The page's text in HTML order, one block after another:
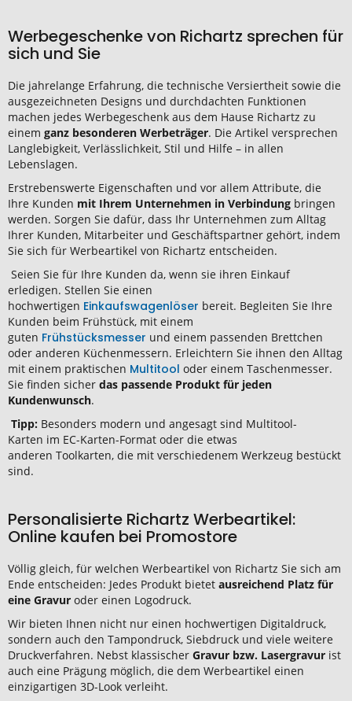
Werbegeschenke von Richartz sprechen für
sich und Sie
Die jahrelange Erfahrung, die technische Versiertheit sowie die
ausgezeichneten Designs und durchdachten Funktionen
machen jedes Werbegeschenk aus dem Hause Richartz zu
einem ganz besonderen Werbeträger. Die Artikel versprechen
Langlebigkeit, Verlässlichkeit, Stil und Hilfe – in allen
Lebenslagen.
Erstrebenswerte Eigenschaften und vor allem Attribute, die
Ihre Kunden mit Ihrem Unternehmen in Verbindung bringen
werden. Sorgen Sie dafür, dass Ihr Unternehmen zum Alltag
Ihrer Kunden, Mitarbeiter und Geschäftspartner gehört, indem
Sie sich für Werbeartikel von Richartz entscheiden.
Seien Sie für Ihre Kunden da, wenn sie ihren Einkauf
erledigen. Stellen Sie einen
hochwertigen Einkaufswagenlöser bereit. Begleiten Sie Ihre
Kunden beim Frühstück, mit einem
guten Frühstücksmesser und einem passenden Brettchen
oder anderen Küchenmessern. Erleichtern Sie ihnen den Alltag
mit einem praktischen Multitool oder einem Taschenmesser.
Sie finden sicher das passende Produkt für jeden
Kundenwunsch.
Tipp: Besonders modern und angesagt sind Multitool-
Karten im EC-Karten-Format oder die etwas
anderen Toolkarten, die mit verschiedenem Werkzeug bestückt
sind.
Personalisierte Richartz Werbeartikel:
Online kaufen bei Promostore
Völlig gleich, für welchen Werbeartikel von Richartz Sie sich am
Ende entscheiden: Jedes Produkt bietet ausreichend Platz für
eine Gravur oder einen Logodruck.
Wir bieten Ihnen nicht nur einen hochwertigen Digitaldruck,
sondern auch den Tampondruck, Siebdruck und viele weitere
Druckverfahren. Nebst klassischer Gravur bzw. Lasergravur ist
auch eine Prägung möglich, die dem Werbeartikel einen
einzigartigen 3D-Look verleiht.